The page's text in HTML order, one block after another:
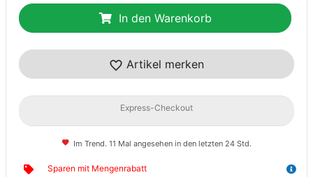
In den Warenkorb
Artikel merken
Express-Checkout
Im Trend. 11 Mal angesehen in den letzten 24 Std.
Sparen mit Mengenrabatt